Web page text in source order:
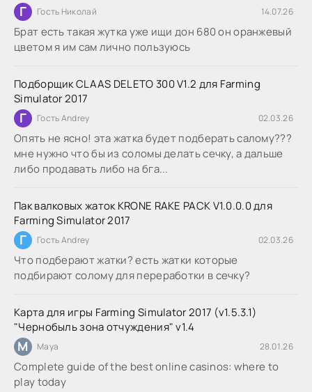
Г Гость Николай 14.07.26
Брат есть такая жутка уже ищи дон 680 он оранжевый
цветом я им сам лично пользуюсь
Подборщик CLAAS DELETO 300 V1.2 для Farming
Simulator 2017
Г Гость Andrey 02.03.26
Опять не ясно! эта жатка будет подберать салому???
мне нужно что бы из соломы делать сечку, а дальше
либо продавать либо на бга...
Пак валковых жаток KRONE RAKE PACK V1.0.0.0 для
Farming Simulator 2017
Г Гость Andrey 02.03.26
Что подберают жатки? есть жатки которые
подбирают солому для переработки в сечку?
Карта для игры Farming Simulator 2017 (v1.5.3.1)
"Чернобыль зона отчуждения" v1.4
M Maya 28.01.26
Complete guide of the best online casinos: where to
play today